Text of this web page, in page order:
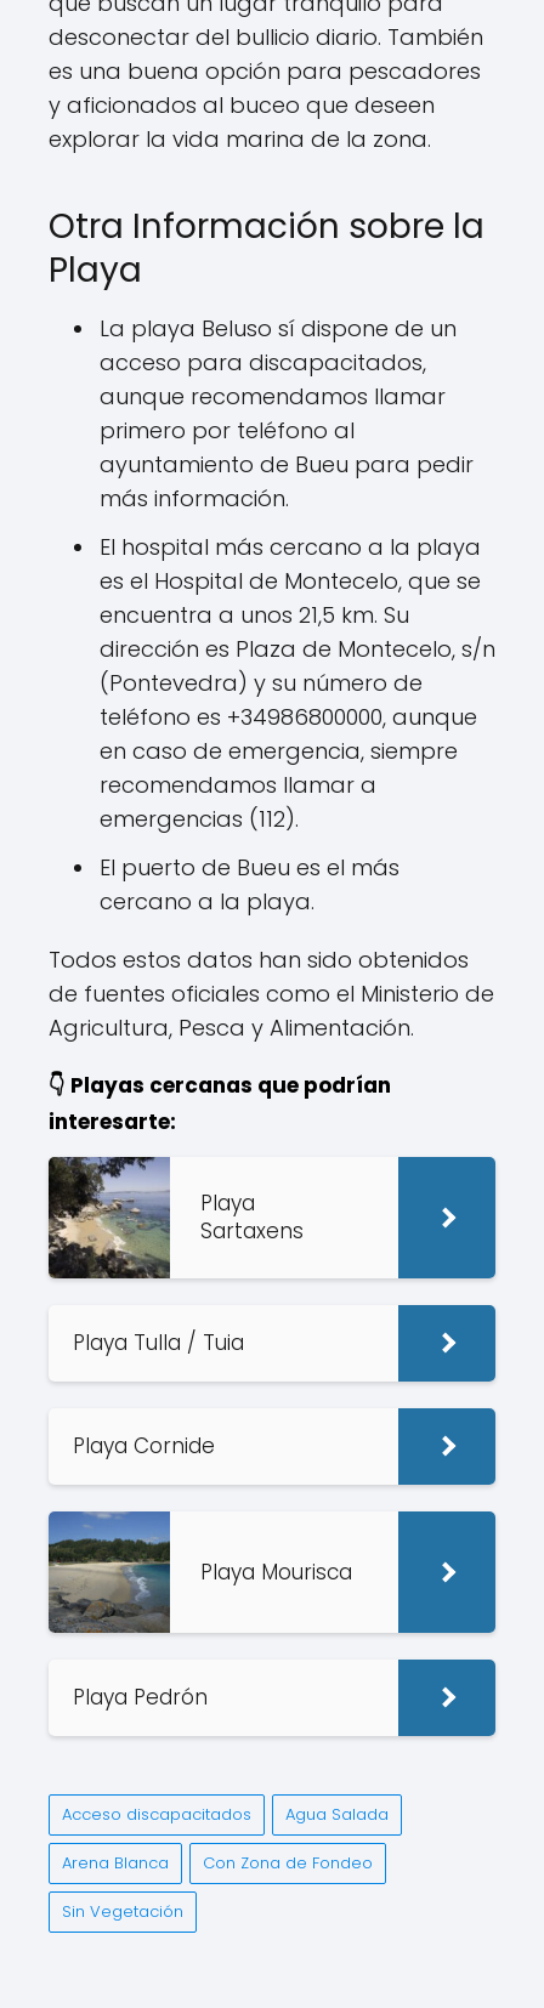
desconectar del bullicio diario. También
es una buena opción para pescadores
y aficionados al buceo que deseen
explorar la vida marina de la zona.
Otra Información sobre la
Playa
La playa Beluso sí dispone de un
acceso para discapacitados,
aunque recomendamos llamar
primero por teléfono al
ayuntamiento de Bueu para pedir
más información.
El hospital más cercano a la playa
es el Hospital de Montecelo, que se
encuentra a unos 21,5 km. Su
dirección es Plaza de Montecelo, s/n
(Pontevedra) y su número de
teléfono es +34986800000, aunque
en caso de emergencia, siempre
recomendamos llamar a
emergencias (112).
El puerto de Bueu es el más
cercano a la playa.
Todos estos datos han sido obtenidos
de fuentes oficiales como el Ministerio de
Agricultura, Pesca y Alimentación.
👇 Playas cercanas que podrían
interesarte:
Playa
Sartaxens
Playa Tulla / Tuia
Playa Cornide
Playa Mourisca
Playa Pedrón
Acceso discapacitados Agua Salada
Arena Blanca Con Zona de Fondeo
Sin Vegetación